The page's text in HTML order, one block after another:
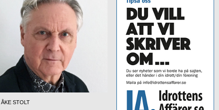
ÅKE STOLT